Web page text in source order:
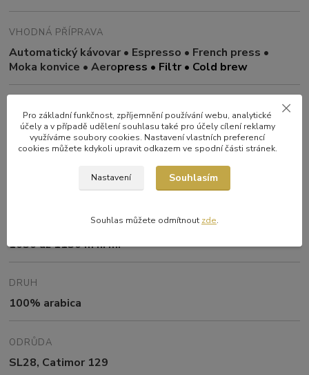
VHODNÁ PŘÍPRAVA
Automatický kávovar • Espresso • French press •
Moka konvice • Aeropress • Filtr • Cold brew
Malawi –Pamwamba
NADMOŘSKÁ VÝŠKA
1050 až 1150 m n. m.
DRUH
100% arabica
ODRŮDA
SL28, Catimor 129
Pro základní funkčnost, zpříjemnění používání webu, analytické
účely a v případě udělení souhlasu také pro účely cílení reklamy
využíváme soubory cookies. Nastavení vlastních preferencí
cookies můžete kdykoli upravit odkazem ve spodní části stránek.
Nastavení Souhlasím
Souhlas můžete odmítnout zde.